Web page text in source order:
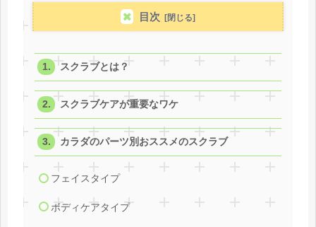
目次
スクラブとは？
スクラブケアが重要なワケ
カラダのパーツ別おススメのスクラブ
フェイスタイプ
ボディケアタイプ